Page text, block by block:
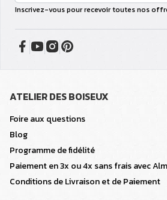
Inscrivez-vous pour recevoir toutes nos
ATELIER DES BOISEUX
Foire aux questions
Blog
Programme de fidélité
Paiement en 3x ou 4x sans frais avec
Conditions de Livraison et de Paiement